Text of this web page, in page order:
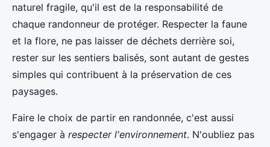
naturel fragile, qu'il est de la responsabilité de
chaque randonneur de protéger. Respecter la faune
et la flore, ne pas laisser de déchets derrière soi,
rester sur les sentiers balisés, sont autant de gestes
simples qui contribuent à la préservation de ces
paysages.
Faire le choix de partir en randonnée, c'est aussi
s'engager à respecter l'environnement. N'oubliez pas